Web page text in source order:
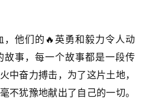
他们的🔥英勇和毅力令人动
事，每一个故事都是一段传
中奋力搏击，为了这片土地，
不犹豫地献出了自己的一切。